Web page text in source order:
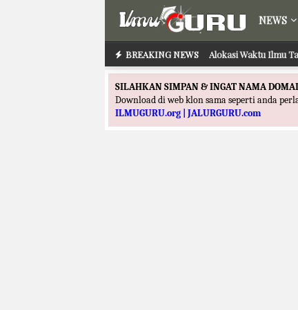
NEWS
BREAKING NEWS Alokasi Waktu Ilmu
SILAHKAN SIMPAN & INGAT NAMA
Download di web klon sama seperti anda
ILMUGURU.org | JALURGURU.com